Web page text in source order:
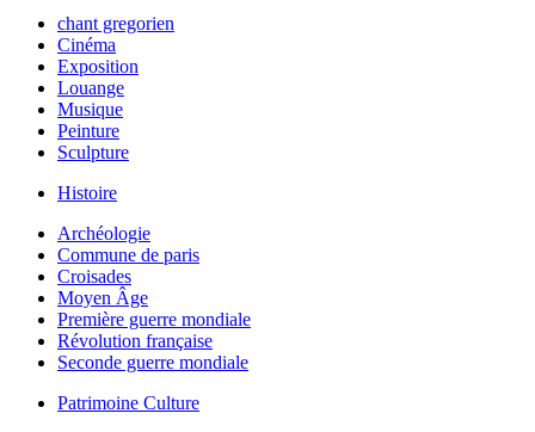
chant gregorien
Cinéma
Exposition
Louange
Musique
Peinture
Sculpture
Histoire
Archéologie
Commune de paris
Croisades
Moyen Âge
Première guerre mondiale
Révolution française
Seconde guerre mondiale
Patrimoine Culture